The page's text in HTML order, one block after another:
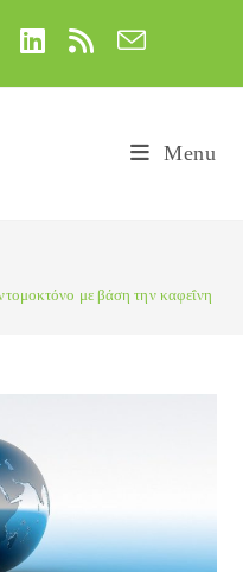
Menu
με βάση την καφεΐνη